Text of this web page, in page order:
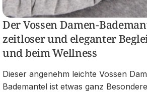
Der Vossen Damen-
zeitloser und eleganter
und beim Wellness
Dieser angenehm leichte Vossen
Bademantel ist etwas ganz